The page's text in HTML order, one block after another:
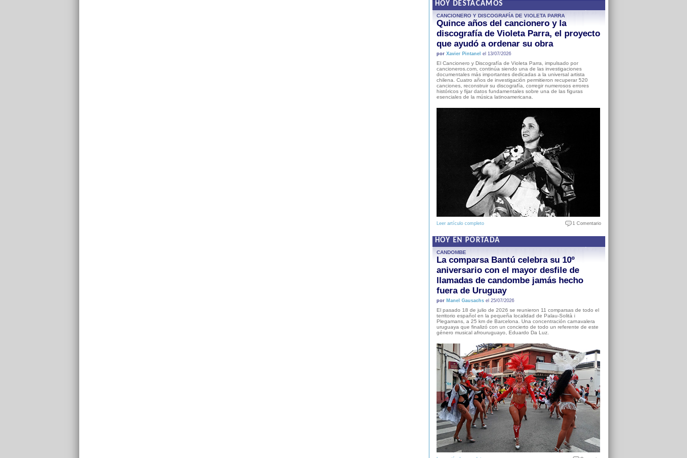
HOY DESTACAMOS
CANCIONERO Y DISCOGRAFÍA DE VIOLETA PARRA
Quince años del cancionero y la
discografía de Violeta Parra, el proyecto
que ayudó a ordenar su obra
por Xavier Pintanel el 13/07/2026
El Cancionero y Discografía de Violeta Parra, impulsado por
cancioneros.com, continúa siendo una de las investigaciones
documentales más importantes dedicadas a la universal artista
chilena. Cuatro años de investigación permitieron recuperar 520
canciones, reconstruir su discografía, corregir numerosos errores
históricos y fijar datos fundamentales sobre una de las figuras
esenciales de la música latinoamericana.
Leer artículo completo 1 Comentario
HOY EN PORTADA
CANDOMBE
La comparsa Bantú celebra su 10º
aniversario con el mayor desfile de
llamadas de candombe jamás hecho
fuera de Uruguay
por Manel Gausachsel 25/07/2026
El pasado 18 de julio de 2026 se reunieron 11 comparsas de todo el
territorio español en la pequeña localidad de Palau-Solità i
Plegamans, a 25 km de Barcelona. Una concentración carnavalera
uruguaya que finalizó con un concierto de todo un referente de este
género musical afrouruguayo, Eduardo Da Luz.